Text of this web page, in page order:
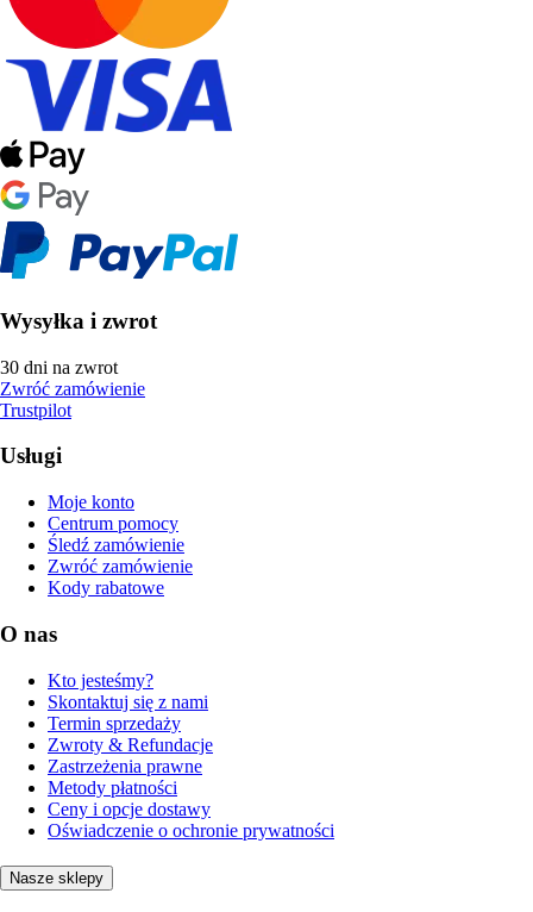
Wysyłka i zwrot
30 dni na zwrot
Zwróć zamówienie
Trustpilot
Usługi
Moje konto
Centrum pomocy
Śledź zamówienie
Zwróć zamówienie
Kody rabatowe
O nas
Kto jesteśmy?
Skontaktuj się z nami
Termin sprzedaży
Zwroty & Refundacje
Zastrzeżenia prawne
Metody płatności
Ceny i opcje dostawy
Oświadczenie o ochronie prywatności
Nasze sklepy